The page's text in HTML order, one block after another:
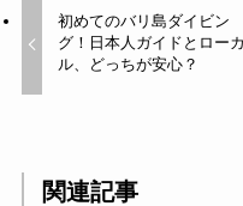
初めてのバリ島ダイビン
グ！日本人ガイドとローカ
ル、どっちが安心？
関連記事